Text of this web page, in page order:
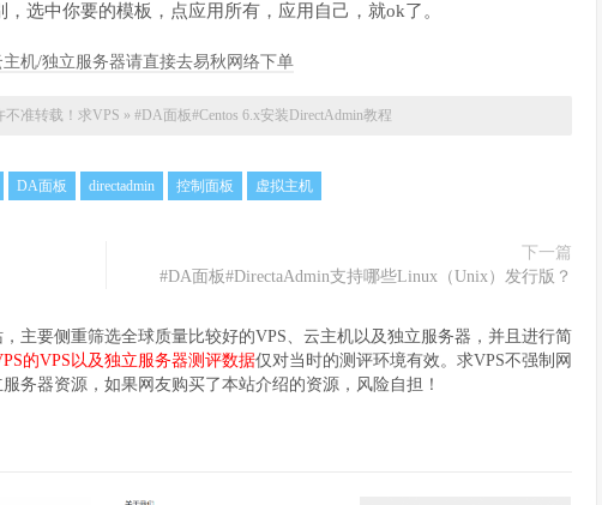
选中你要的模板，点应用所有，应用自己，就ok了。
主机/独立服务器请直接去易秋网络下单
准转载！ 求VPS » #DA面板#Centos 6.x安装DirectAdmin教程
DA面板 directadmin 控制面板 虚拟主机
下一篇
#DA面板#DirectaAdmin支持哪些Linux（Unix）发行版？
主要侧重筛选全球质量比较好的VPS、云主机以及独立服务器，并且进行简
的VPS以及独立服务器测评数据仅对当时的测评环境有效。求VPS不强制网
务器资源，如果网友购买了本站介绍的资源，风险自担！